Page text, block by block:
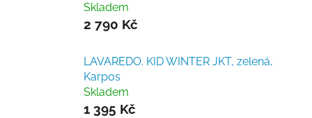
Skladem
2 790 Kč
LAVAREDO. KID WINTER JKT, zelená,
Karpos
Skladem
1 395 Kč